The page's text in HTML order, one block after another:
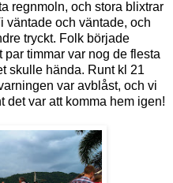
regnmoln, och stora blixtrar
väntade och väntade, och
tryckt. Folk började
par timmar var nog de flesta
skulle hända. Runt kl 21
var avblåst, och vi
det var att komma hem igen!